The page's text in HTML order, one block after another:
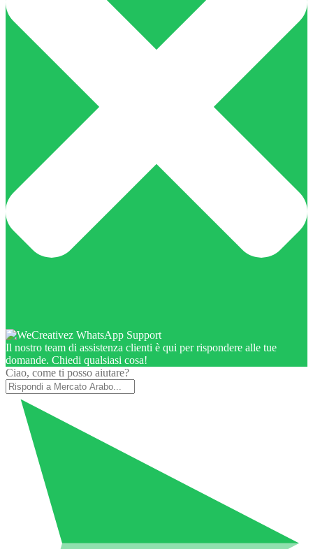
Il nostro team di assistenza clienti è qui per rispondere alle tue
domande. Chiedi qualsiasi cosa!
Ciao, come ti posso aiutare?